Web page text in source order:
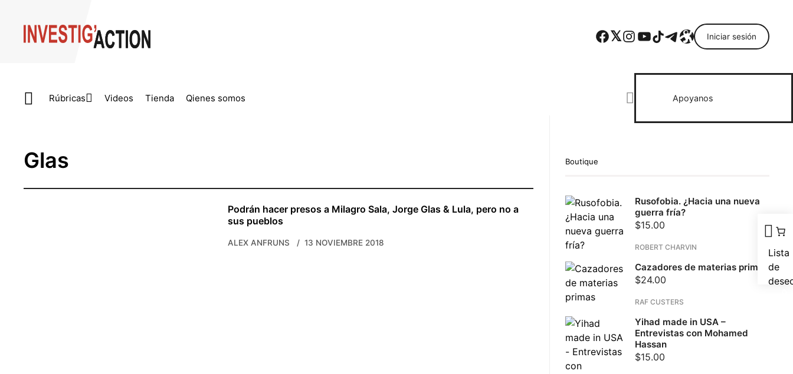
Facebook Twitter Instagram YouTube TikTok Telegram Enlace Iniciar sesión
Rúbricas Videos Tienda Qienes somos Apoyanos
Lista
de
Glas
Podrán hacer presos a Milagro Sala, Jorge Glas & Lula, pero no a
sus pueblos
ALEX ANFRUNS 13 NOVIEMBRE 2018
Boutique
Rusofobia. ¿Hacia una nueva
guerra fría?
$15.00
ROBERT CHARVIN
Cazadores de materias primas
$24.00
RAF CUSTERS
Yihad made in USA –
Entrevistas con Mohamed
Hassan
$15.00